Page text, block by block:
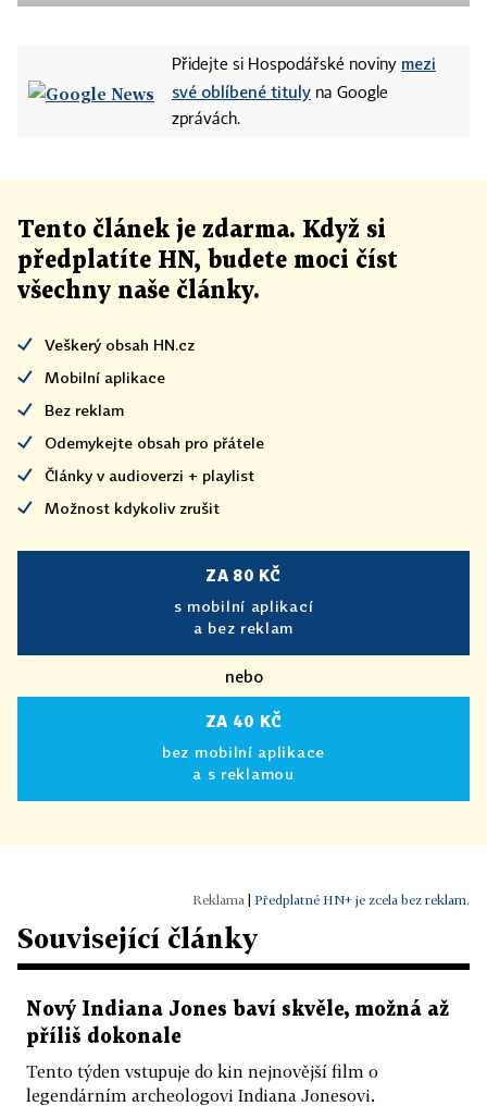
Přidejte si Hospodářské noviny mezi
své oblíbené tituly na Google
zprávách.
Tento článek je zdarma. Když si
předplatíte HN, budete moci číst
všechny naše články.
Veškerý obsah HN.cz
Mobilní aplikace
Bez reklam
Odemykejte obsah pro přátele
Články v audioverzi + playlist
Možnost kdykoliv zrušit
ZA 80 KČ
s mobilní aplikací
a bez reklam
nebo
ZA 40 KČ
bez mobilní aplikace
a s reklamou
Předplatné HN+ je zcela bez reklam.
Související články
Nový Indiana Jones baví skvěle, možná až
příliš dokonale
Tento týden vstupuje do kin nejnovější film o
legendárním archeologovi Indiana Jonesovi.